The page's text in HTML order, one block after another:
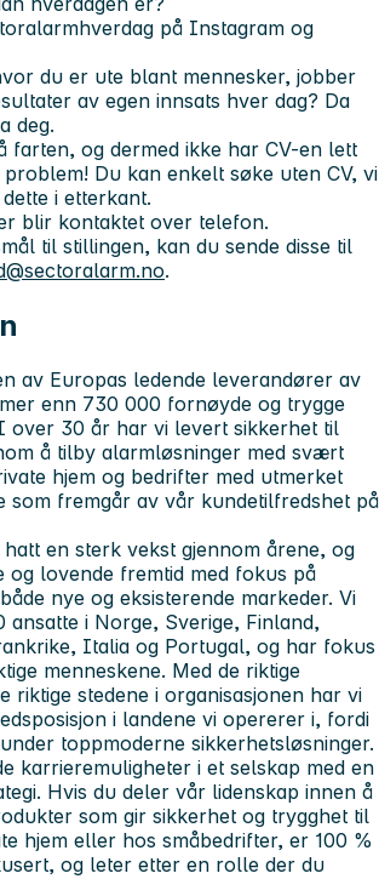
på Instagram og
du er ute blant mennesker, jobber
av egen innsats hver dag? Da
deg.
farten, og dermed ikke har CV-en lett
Du kan enkelt søke uten CV, vi
i etterkant.
blir kontaktet over telefon.
til stillingen, kan du sende disse til
.
av Europas ledende leverandører av
enn 730 000 fornøyde og trygge
over 30 år har vi levert sikkerhet til
å tilby alarmløsninger med svært
hjem og bedrifter med utmerket
som fremgår av vår kundetilfredshet på
en sterk vekst gjennom årene, og
og lovende fremtid med fokus på
nye og eksisterende markeder. Vi
ansatte i Norge, Sverige, Finland,
Italia og Portugal, og har fokus
menneskene. Med de riktige
riktige stedene i organisasjonen har vi
i landene vi opererer i, fordi
toppmoderne sikkerhetsløsninger.
karrieremuligheter i et selskap med en
Hvis du deler vår lidenskap innen å
som gir sikkerhet og trygghet til
hjem eller hos småbedrifter, er 100 %
og leter etter en rolle der du